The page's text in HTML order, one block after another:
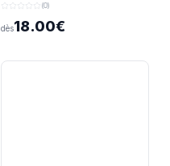
(0)
dès18.00€